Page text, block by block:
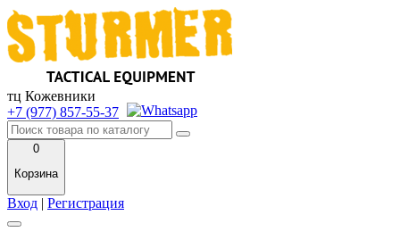
тц Кожевники
+7 (977) 857-55-37
0
Корзина
Вход | Регистрация